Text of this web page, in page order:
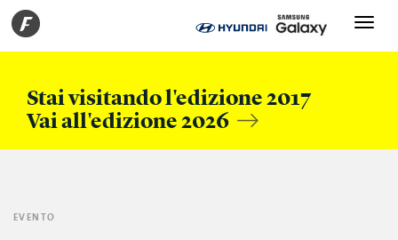
Stai visitando l'edizione 2017
Vai all'edizione 2026
Toggle
EVENTO